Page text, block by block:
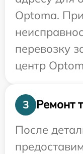
Optoma.
перевозку
центр
3
Ремонт
После